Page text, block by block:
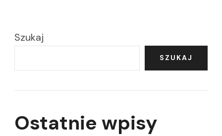
Szukaj
SZUKAJ
Ostatnie wpisy